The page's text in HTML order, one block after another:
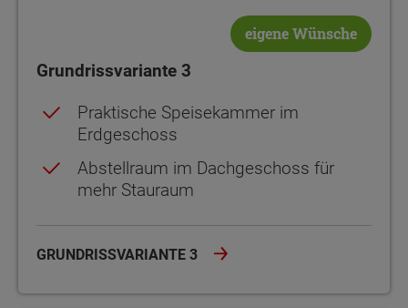
eigene Wünsche
Grundrissvariante 3
Praktische Speisekammer im
Erdgeschoss
Abstellraum im Dachgeschoss für
mehr Stauraum
GRUNDRISSVARIANTE 3